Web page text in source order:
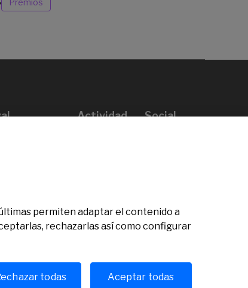
Premios
Actividad Social
permiten adaptar el contenido a
rechazarlas así como configurar
todas Aceptar todas